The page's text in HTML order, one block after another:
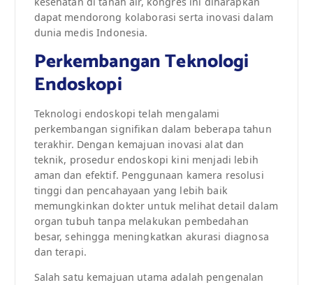
dapat mendorong kolaborasi serta inovasi dalam
dunia medis Indonesia.
Perkembangan Teknologi
Endoskopi
Teknologi endoskopi telah mengalami
perkembangan signifikan dalam beberapa tahun
terakhir. Dengan kemajuan inovasi alat dan
teknik, prosedur endoskopi kini menjadi lebih
aman dan efektif. Penggunaan kamera resolusi
tinggi dan pencahayaan yang lebih baik
memungkinkan dokter untuk melihat detail dalam
organ tubuh tanpa melakukan pembedahan
besar, sehingga meningkatkan akurasi diagnosa
dan terapi.
Salah satu kemajuan utama adalah pengenalan